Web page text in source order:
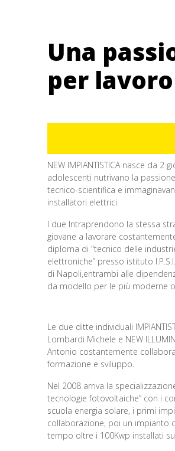
Una
per lavoro
NEW IMPIANTISTICA nasce da 2
adolescenti nutrivano la
tecnico-scientifica e
installatori elettrici.
I due Intraprendono la stessa
giovane a lavorare
diploma di "tecnico delle
elettroniche” presso istituto
di Napoli,entrambi alle
da modello per le più moderne
Le due ditte individuali
Lombardi Michele e NEW
Antonio costantemente
formazione e sviluppo.
Nel 2008 arriva la
tecnologie fotovoltaiche” con i
scuola energia solare, i primi
collaborazione, poi un impianto
tempo oltre i 100Kwp installati